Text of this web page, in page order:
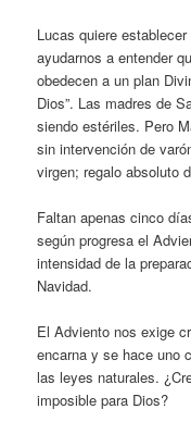
Lucas quiere
ayudarnos a entender
obedecen a un plan
Dios”. Las madres de
siendo estériles. Pero
sin intervención de
virgen; regalo absoluto
Faltan apenas cinco
según progresa el
intensidad de la
Navidad.
El Adviento nos exige
encarna y se hace uno
las leyes naturales.
imposible para Dios?